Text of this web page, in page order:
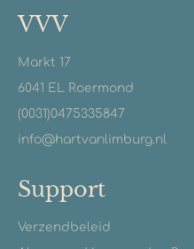
VVV
Markt 17
6041 EL Roermond
(0031)0475335847
info@hartvanlimburg.nl
Support
Verzendbeleid